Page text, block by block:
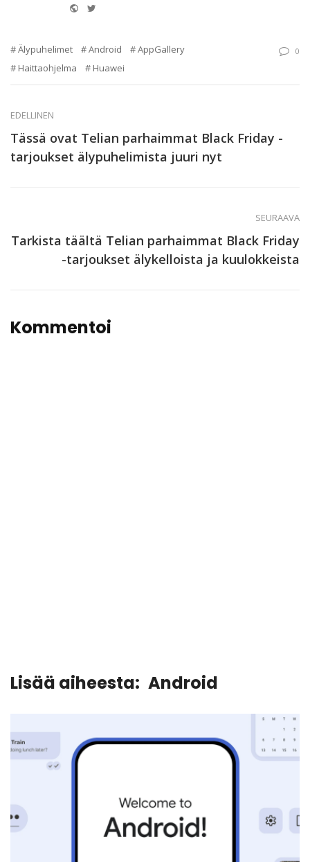
Website
Älypuhelimet Android
AppGallery
Haittaohjelma
Huawei
0
EDELLINEN
Tässä ovat Telian parhaimmat Black Friday -
tarjoukset älypuhelimista juuri nyt
SEURAAVA
Tarkista täältä Telian parhaimmat Black Friday
-tarjoukset älykelloista ja kuulokkeista
Kommentoi
Lisää aiheesta: Android